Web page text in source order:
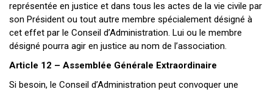
représentée en justice et dans tous les actes de la vie civile par
son Président ou tout autre membre spécialement désigné à
cet effet par le Conseil d’Administration. Lui ou le membre
désigné pourra agir en justice au nom de l’association.
Article 12 – Assemblée Générale Extraordinaire
Si besoin, le Conseil d’Administration peut convoquer une